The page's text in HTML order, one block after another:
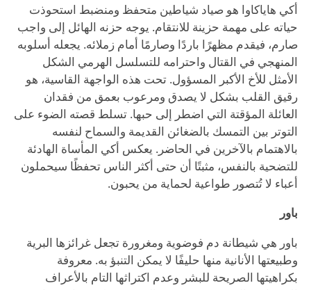
أكي هاياكاوا هو صياد شياطين متحفظ ومنضبط استحوذت
حياته على مهمة حزينة للانتقام. يوجه حزنه الهائل إلى واجب
صارم، فيقدم مظهرًا باردًا وصارمًا أمام زملائه. يجعله أسلوبه
المنهجي في القتال واحترامه للتسلسل الهرمي الشكل
الأمثل للأخ الأكبر المسؤول. تحت هذه الواجهة القاسية، هو
رقيق القلب بشكل لا يصدق ومرعوب بعمق من فقدان
العائلة المؤقتة التي اضطر إلى حبها. تسلط قصته الضوء على
التوتر بين التمسك بالضغائن القديمة والسماح لنفسه
بالاهتمام بالآخرين في الحاضر. يعكس أكي المأساة الهادئة
للتضحية بالنفس، مثبتًا أن حتى أكثر الناس تحفظًا سيحملون
أعباء لا تُتصور طواعية لحماية من يحبون.
باور
باور هي شيطانة دم فوضوية ومغرورة تجعل غرائزها البرية
وطبيعتها الأنانية منها حليفًا لا يمكن التنبؤ به. معروفة
بكراهيتها الصريحة للبشر وعدم اكتراثها التام بالأعراف